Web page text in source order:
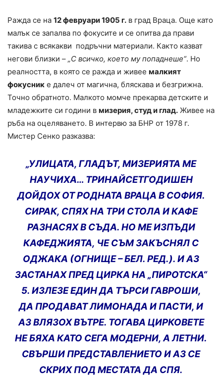
Ражда се на 12 февруари 1905 г. в град Враца. Още като
малък се запалва по фокусите и се опитва да прави
такива с всякакви подръчни материали. Както казват
негови близки – „С всичко, което му попаднеше“. Но
реалността, в която се ражда и живее малкият
фокусник е далеч от магична, бляскава и безгрижна.
Точно обратното. Малкото момче прекарва детските и
младежките си години в мизерия, студ и глад. Живее на
ръба на оцеляването. В интервю за БНР от 1978 г.
Мистер Сенко разказва:
„УЛИЦАТА, ГЛАДЪТ, МИЗЕРИЯТА МЕ
НАУЧИХА… ТРИНАЙСЕТГОДИШЕН
ДОЙДОХ ОТ РОДНАТА ВРАЦА В СОФИЯ.
СИРАК, СПЯХ НА ТРИ СТОЛА И КАФЕ
РАЗНАСЯХ В СЪДА. НО МЕ ИЗПЪДИ
КАФЕДЖИЯТА, ЧЕ СЪМ ЗАКЪСНЯЛ С
ОДЖАКА (ОГНИЩЕ – БЕЛ. РЕД.). И АЗ
ЗАСТАНАХ ПРЕД ЦИРКА НА „ПИРОТСКА“
5. ИЗЛЕЗЕ ЕДИН ДА ТЪРСИ ГАВРОШИ,
ДА ПРОДАВАТ ЛИМОНАДА И ПАСТИ, И
АЗ ВЛЯЗОХ ВЪТРЕ. ТОГАВА ЦИРКОВЕТЕ
НЕ БЯХА КАТО СЕГА МОДЕРНИ, А ЛЕТНИ.
СВЪРШИ ПРЕДСТАВЛЕНИЕТО И АЗ СЕ
СКРИХ ПОД МЕСТАТА ДА СПЯ.